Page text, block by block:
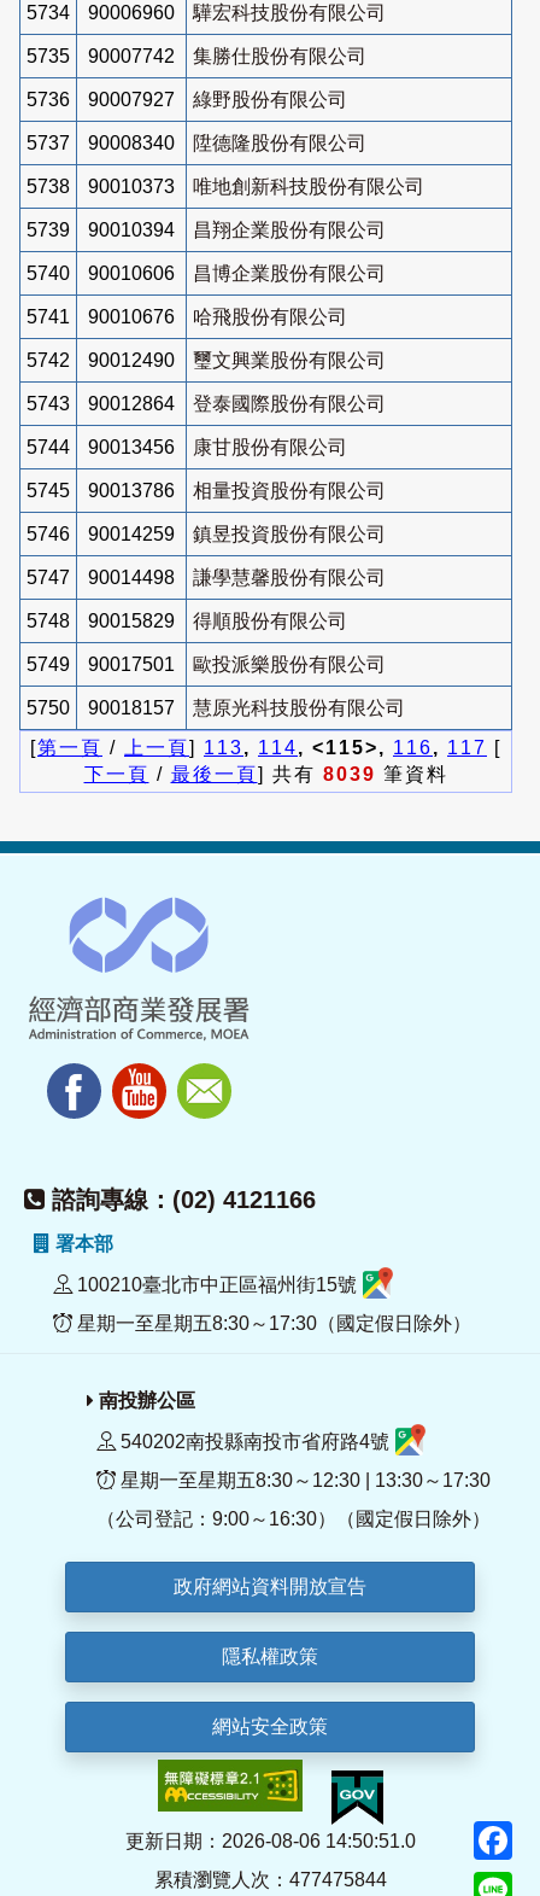
5734 90006960 驊宏科技股份有限公司
5735 90007742 集勝仕股份有限公司
5736 90007927 綠野股份有限公司
5737 90008340 陞德隆股份有限公司
5738 90010373 唯地創新科技股份有限公司
5739 90010394 昌翔企業股份有限公司
5740 90010606 昌博企業股份有限公司
5741 90010676 哈飛股份有限公司
5742 90012490 璽文興業股份有限公司
5743 90012864 登泰國際股份有限公司
5744 90013456 康甘股份有限公司
5745 90013786 相量投資股份有限公司
5746 90014259 鎮昱投資股份有限公司
5747 90014498 謙學慧馨股份有限公司
5748 90015829 得順股份有限公司
5749 90017501 歐投派樂股份有限公司
5750 90018157
慧原光科技股份有限公司
[第一頁 / 上一頁] 113, 114, <115>, 116, 117 [
下一頁 / 最後一頁] 共有 8039 筆資料
諮詢專線：(02) 4121166
署本部
100210臺北市中正區福州街15號
星期一至星期五8:30～17:30（國定假日除外）
南投辦公區
540202南投縣南投市省府路4號
星期一至星期五8:30～12:30 | 13:30～17:30
（公司登記：9:00～16:30）（國定假日除外）
政府網站資料開放宣告
隱私權政策
網站安全政策
更新日期：2026-08-06 14:50:51.0
累積瀏覽人次：477475844